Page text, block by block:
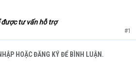
tư vấn hỗ trợ
#1
HOẶC ĐĂNG KÝ ĐỂ BÌNH LUẬN.